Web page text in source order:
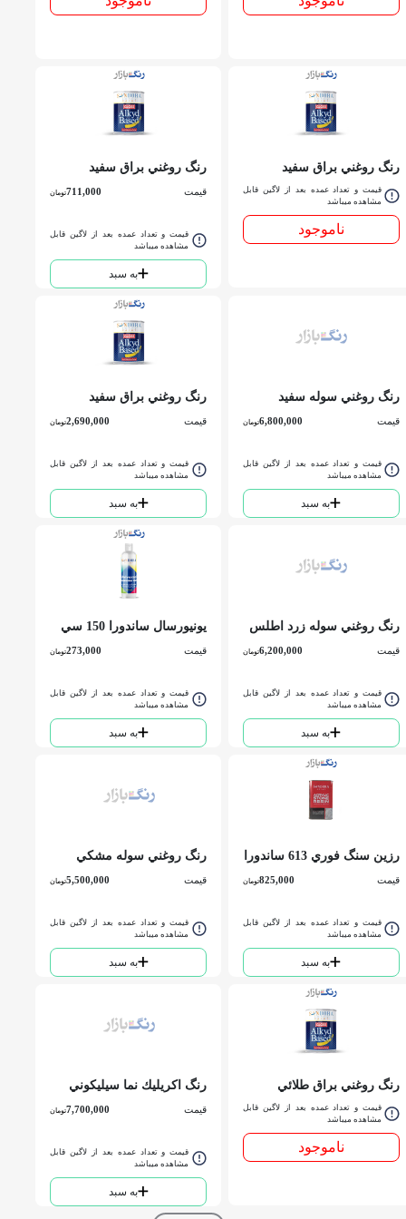
رنگ روغني براق سفيد
ساندورا کد 500 ربعي
قیمت و تعداد عمده بعد از لاگین قابل
مشاهده میباشد
ناموجود
رنگ روغني براق سفيد
قیمت 711,000تومان
قیمت و تعداد عمده بعد از لاگین قابل
مشاهده میباشد
به سبد
رنگ روغني سوله سفيد
قیمت 6,800,000تومان
قیمت و تعداد عمده بعد از لاگین قابل
مشاهده میباشد
به سبد
رنگ روغني براق سفيد
قیمت 2,690,000تومان
قیمت و تعداد عمده بعد از لاگین قابل
مشاهده میباشد
به سبد
رنگ روغني سوله زرد اطلس
قیمت 6,200,000تومان
قیمت و تعداد عمده بعد از لاگین قابل
مشاهده میباشد
به سبد
يونيورسال ساندورا 150 سي
قیمت 273,000تومان
قیمت و تعداد عمده بعد از لاگین قابل
مشاهده میباشد
به سبد
رزين سنگ فوري 613 ساندورا
قیمت 825,000تومان
قیمت و تعداد عمده بعد از لاگین قابل
مشاهده میباشد
به سبد
رنگ روغني سوله مشكي
قیمت 5,500,000تومان
قیمت و تعداد عمده بعد از لاگین قابل
مشاهده میباشد
به سبد
رنگ روغني براق طلائي
ساندورا کد 300 كوارت
قیمت و تعداد عمده بعد از لاگین قابل
مشاهده میباشد
ناموجود
رنگ اكريليك نما سيليكوني
قیمت 7,700,000تومان
قیمت و تعداد عمده بعد از لاگین قابل
مشاهده میباشد
به سبد